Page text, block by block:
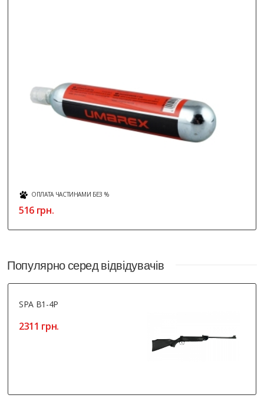
ОПЛАТА ЧАСТИНАМИ БЕЗ %
516 грн.
Популярно серед відвідувачів
SPA B1-4P
2311 грн.